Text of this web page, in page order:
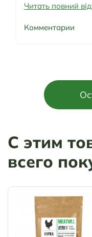
пак с указанием
стоит нарезать
меня
магазин с
Актуальний опис
Читать повний
Комментарии
С этим
всего